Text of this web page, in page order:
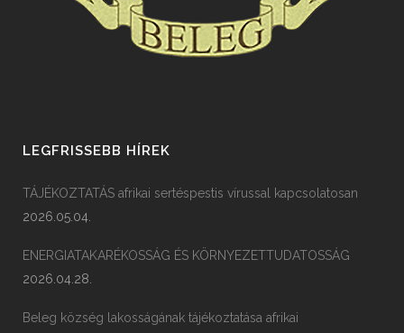
LEGFRISSEBB HÍREK
TÁJÉKOZTATÁS afrikai sertéspestis vírussal kapcsolatosan
2026.05.04.
ENERGIATAKARÉKOSSÁG ÉS KÖRNYEZETTUDATOSSÁG
2026.04.28.
Beleg község lakosságának tájékoztatása afrikai